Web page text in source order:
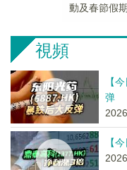
動及春節假
視頻
【
弹
【